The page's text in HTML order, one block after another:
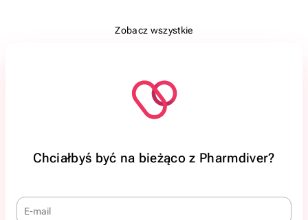
Zobacz wszystkie
Chciałbyś być na bieżąco z Pharmdiver?